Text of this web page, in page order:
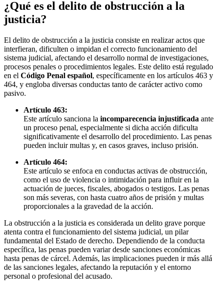
¿Qué es el delito de obstrucción a la
justicia?
El delito de obstrucción a la justicia consiste en realizar actos que
interfieran, dificulten o impidan el correcto funcionamiento del
sistema judicial, afectando el desarrollo normal de investigaciones,
procesos penales o procedimientos legales. Este delito está regulado
en el Código Penal español, específicamente en los artículos 463 y
464, y engloba diversas conductas tanto de carácter activo como
pasivo.
Artículo 463:
Este artículo sanciona la incomparecencia injustificada ante
un proceso penal, especialmente si dicha acción dificulta
significativamente el desarrollo del procedimiento. Las penas
pueden incluir multas y, en casos graves, incluso prisión.
Artículo 464:
Este artículo se enfoca en conductas activas de obstrucción,
como el uso de violencia o intimidación para influir en la
actuación de jueces, fiscales, abogados o testigos. Las penas
son más severas, con hasta cuatro años de prisión y multas
proporcionales a la gravedad de la acción.
La obstrucción a la justicia es considerada un delito grave porque
atenta contra el funcionamiento del sistema judicial, un pilar
fundamental del Estado de derecho. Dependiendo de la conducta
específica, las penas pueden variar desde sanciones económicas
hasta penas de cárcel. Además, las implicaciones pueden ir más allá
de las sanciones legales, afectando la reputación y el entorno
personal o profesional del acusado.